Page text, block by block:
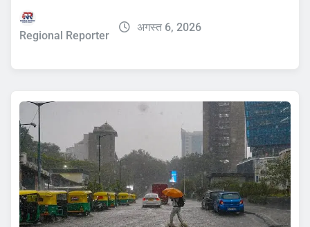
Regional Reporter
अगस्त 6, 2026